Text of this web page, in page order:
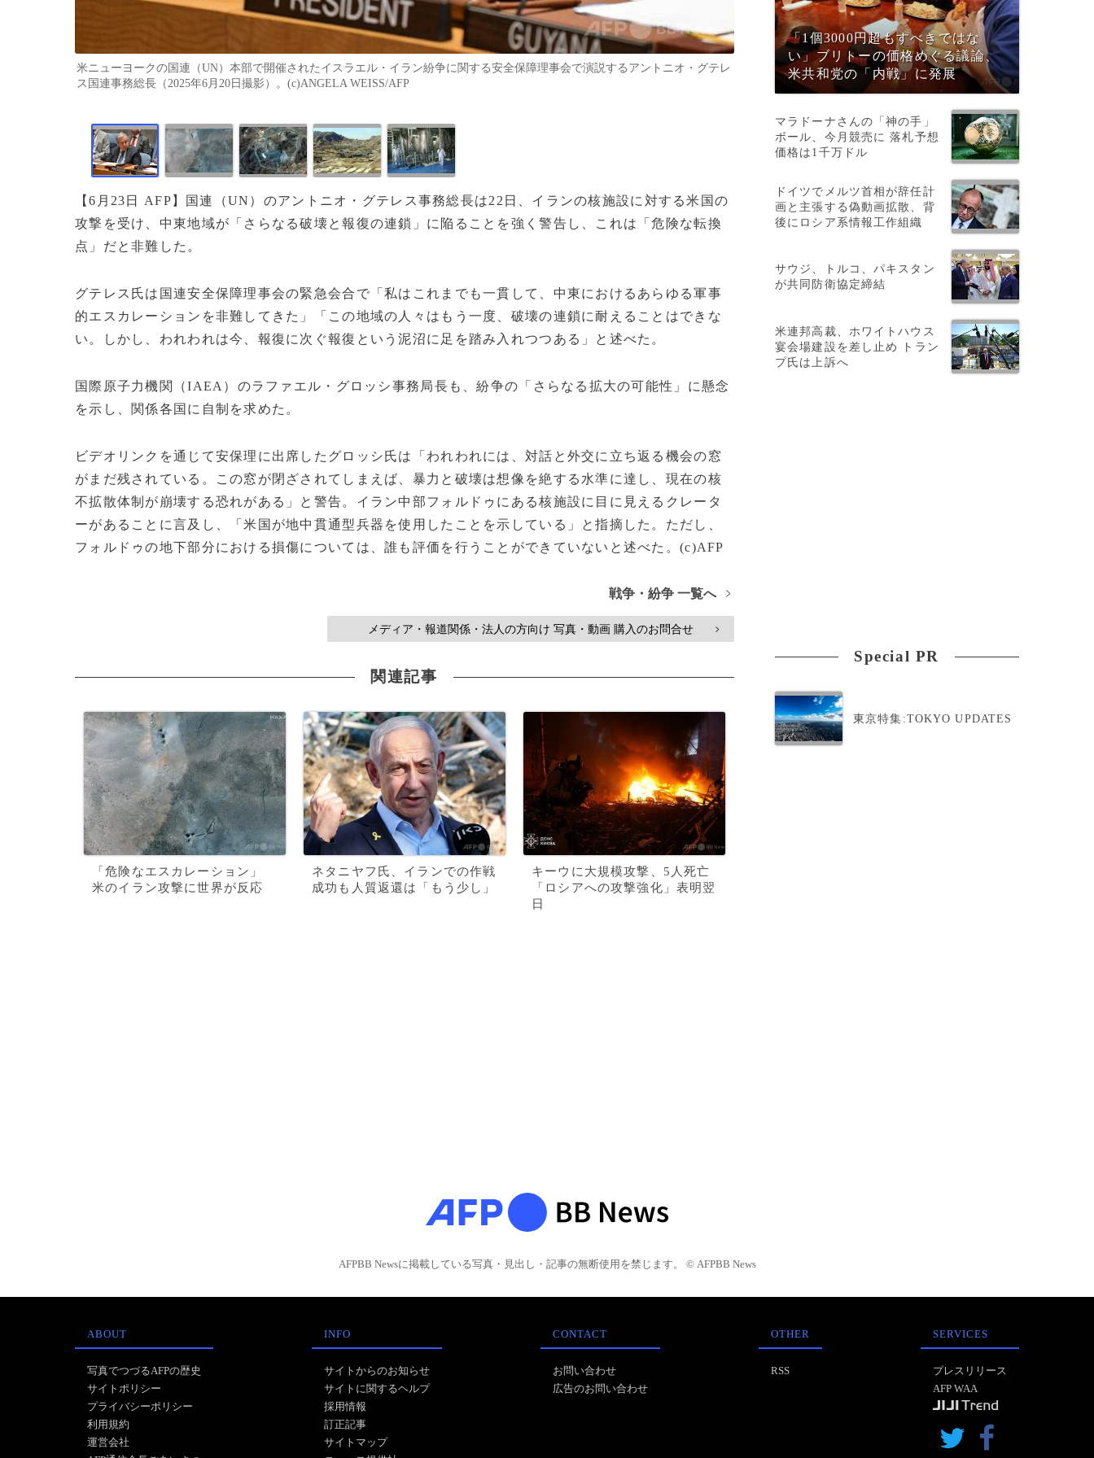
米ニューヨークの国連（UN）本部で開催されたイスラエル・イラン紛争に関する安全保障理事会で演説するアントニオ・グテレ
ス国連事務総長（2025年6月20日撮影）。(c)ANGELA WEISS/AFP
【6月23日 AFP】国連（UN）のアントニオ・グテレス事務総長は22日、イランの核施設に対する米国の
攻撃を受け、中東地域が「さらなる破壊と報復の連鎖」に陥ることを強く警告し、これは「危険な転換
点」だと非難した。
グテレス氏は国連安全保障理事会の緊急会合で「私はこれまでも一貫して、中東におけるあらゆる軍事
的エスカレーションを非難してきた」「この地域の人々はもう一度、破壊の連鎖に耐えることはできな
い。しかし、われわれは今、報復に次ぐ報復という泥沼に足を踏み入れつつある」と述べた。
国際原子力機関（IAEA）のラファエル・グロッシ事務局長も、紛争の「さらなる拡大の可能性」に懸念
を示し、関係各国に自制を求めた。
ビデオリンクを通じて安保理に出席したグロッシ氏は「われわれには、対話と外交に立ち返る機会の窓
がまだ残されている。この窓が閉ざされてしまえば、暴力と破壊は想像を絶する水準に達し、現在の核
不拡散体制が崩壊する恐れがある」と警告。イラン中部フォルドゥにある核施設に目に見えるクレータ
ーがあることに言及し、「米国が地中貫通型兵器を使用したことを示している」と指摘した。ただし、
フォルドゥの地下部分における損傷については、誰も評価を行うことができていないと述べた。(c)AFP
戦争・紛争 一覧へ >
メディア・報道関係・法人の方向け 写真・動画 購入のお問合せ >
関連記事
「危険なエスカレーション」
米のイラン攻撃に世界が反応
ネタニヤフ氏、イランでの作戦
成功も人質返還は「もう少し」
キーウに大規模攻撃、5人死亡
「ロシアへの攻撃強化」表明翌
日
「1個3000円超もすべきではな
い」ブリトーの価格めぐる議論、
米共和党の「内戦」に発展
マラドーナさんの「神の手」
ボール、今月競売に 落札予想
価格は1千万ドル
ドイツでメルツ首相が辞任計
画と主張する偽動画拡散、背
後にロシア系情報工作組織
サウジ、トルコ、パキスタン
が共同防衛協定締結
米連邦高裁、ホワイトハウス
宴会場建設を差し止め トラン
プ氏は上訴へ
Special PR
東京特集:TOKYO UPDATES
AFPBB Newsに掲載している写真・見出し・記事の無断使用を禁じます。 © AFPBB News
ABOUT
写真でつづるAFPの歴史
サイトポリシー
プライバシーポリシー
利用規約
運営会社
INFO
サイトからのお知らせ
サイトに関するヘルプ
採用情報
訂正記事
サイトマップ
CONTACT
お問い合わせ
広告のお問い合わせ
OTHER
RSS
SERVICES
プレスリリース
AFP WAA